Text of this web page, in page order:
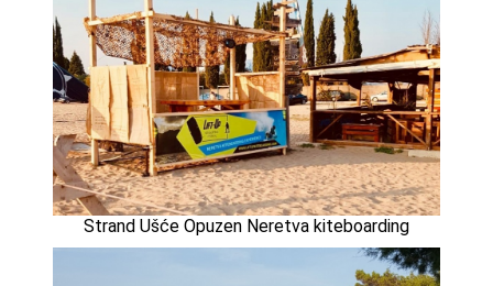
Strand Ušće Opuzen Neretva kiteboarding